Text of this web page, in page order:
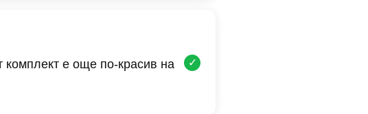
комплект е още по-красив на
✓